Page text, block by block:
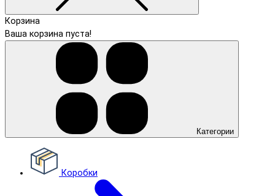
Корзина
Ваша корзина пуста!
Категории
Коробки